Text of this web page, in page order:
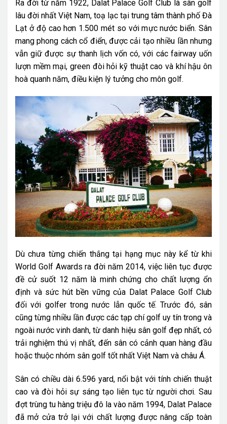
Ra đời từ năm 1922, Dalat Palace Golf Club là sân golf
lâu đời nhất Việt Nam, toạ lạc tại trung tâm thành phố Đà
Lạt ở độ cao hơn 1.500 mét so với mực nước biển. Sân
mang phong cách cổ điển, được cải tạo nhiều lần nhưng
vẫn giữ được sự thanh lịch vốn có, với các fairway uốn
lượn mềm mại, green đòi hỏi kỹ thuật cao và khí hậu ôn
hoà quanh năm, điều kiện lý tưởng cho môn golf.
Dù chưa từng chiến thắng tại hạng mục này kể từ khi
World Golf Awards ra đời năm 2014, việc liên tục được
đề cử suốt 12 năm là minh chứng cho chất lượng ổn
định và sức hút bền vững của Dalat Palace Golf Club
đối với golfer trong nước lẫn quốc tế. Trước đó, sân
cũng từng nhiều lần được các tạp chí golf uy tín trong và
ngoài nước vinh danh, từ danh hiệu sân golf đẹp nhất, có
trải nghiệm thú vị nhất, đến sân có cảnh quan hàng đầu
hoặc thuộc nhóm sân golf tốt nhất Việt Nam và châu Á.
Sân có chiều dài 6.596 yard, nổi bật với tính chiến thuật
cao và đòi hỏi sự sáng tạo liên tục từ người chơi. Sau
đợt trùng tu hàng triệu đô la vào năm 1994, Dalat Palace
đã mở cửa trở lại với chất lượng được nâng cấp toàn